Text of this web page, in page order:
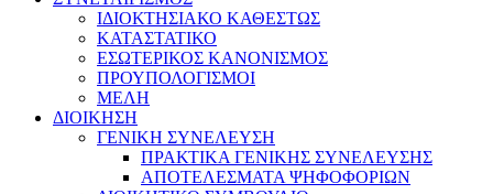
ΙΔΙΟΚΤΗΣΙΑΚΟ ΚΑΘΕΣΤΩΣ
ΚΑΤΑΣΤΑΤΙΚΟ
ΕΣΩΤΕΡΙΚΟΣ ΚΑΝΟΝΙΣΜΟΣ
ΠΡΟΥΠΟΛΟΓΙΣΜΟΙ
ΜΕΛΗ
ΔΙΟΙΚΗΣΗ
ΓΕΝΙΚΗ ΣΥΝΕΛΕΥΣΗ
ΠΡΑΚΤΙΚΑ ΓΕΝΙΚΗΣ ΣΥΝΕΛΕΥΣΗΣ
ΑΠΟΤΕΛΕΣΜΑΤΑ ΨΗΦΟΦΟΡΙΩΝ